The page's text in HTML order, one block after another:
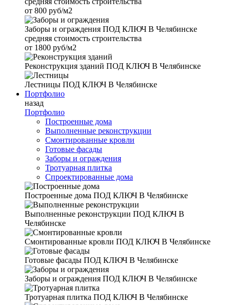
от 800 руб/м2
Заборы и ограждения ПОД КЛЮЧ В Челябинске
средняя стоимость строительства
от 1800 руб/м2
Реконструкция зданий ПОД КЛЮЧ В Челябинске
Лестницы ПОД КЛЮЧ В Челябинске
Портфолио
назад
Портфолио
Построенные дома
Выполненные реконструкции
Смонтированные кровли
Готовые фасады
Заборы и ограждения
Тротуарная плитка
Спроектированные дома
Построенные дома ПОД КЛЮЧ В Челябинске
Выполненные реконструкции ПОД КЛЮЧ В
Челябинске
Смонтированные кровли ПОД КЛЮЧ В Челябинске
Готовые фасады ПОД КЛЮЧ В Челябинске
Заборы и ограждения ПОД КЛЮЧ В Челябинске
Тротуарная плитка ПОД КЛЮЧ В Челябинске